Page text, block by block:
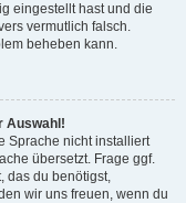
eingestellt hast und die
vermutlich falsch.
beheben kann.
Auswahl!
Sprache nicht installiert
übersetzt. Frage ggf.
das du benötigst,
wir uns freuen, wenn du